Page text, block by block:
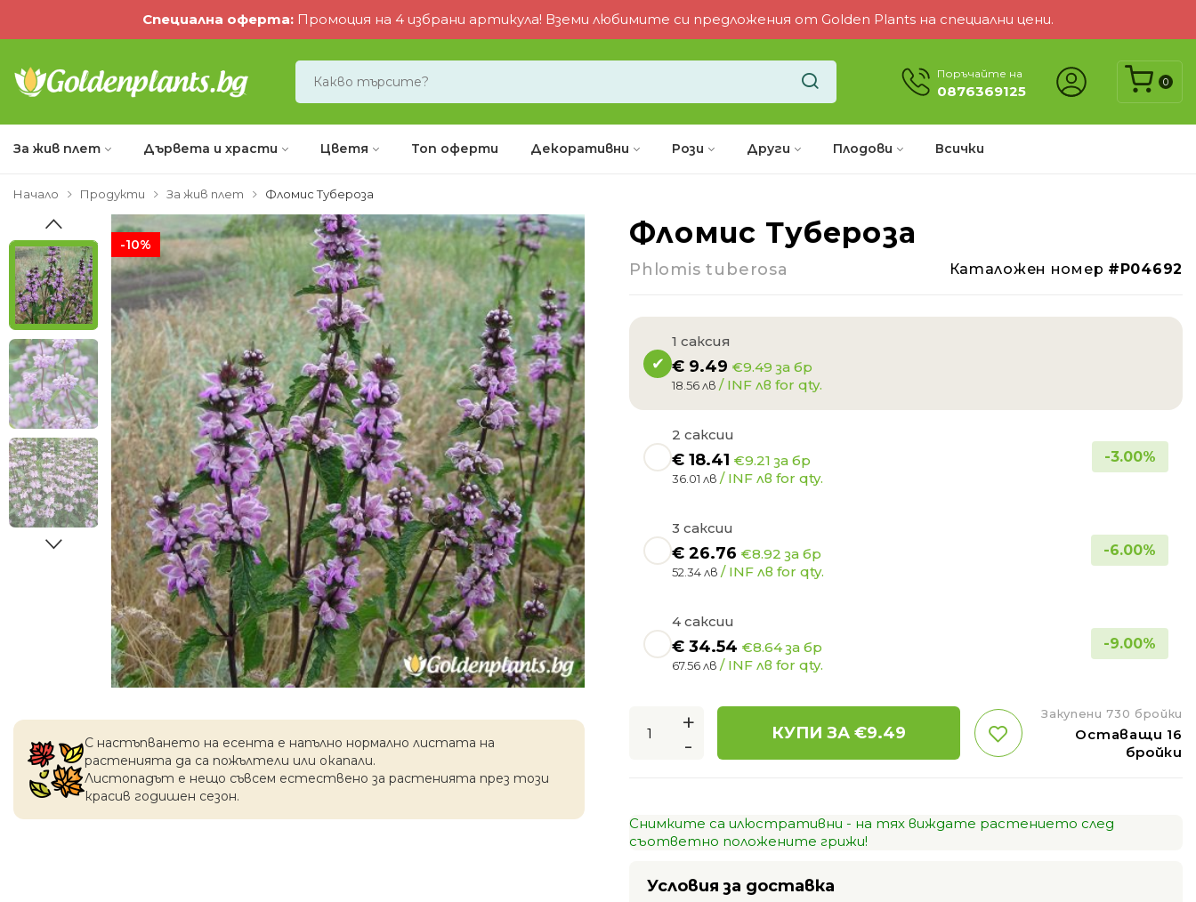
Специална оферта: Промоция на 4 избрани артикула! Вземи любимите си предложения от Golden Plants на специални цени.
Поръчайте на
0876369125
0
За жив плет Дървета и храсти Цветя Топ оферти Декоративни Рози Други Плодови Всички
Начало Продукти За жив плет Фломис Тубероза
-10%
С настъпването на есентa е напълно нормално листата на
растенията да са пожълтели или окапaли.
Листопадът е нещо съвсем естествено за растенията през този
красив годишен сезон.
Фломис Тубероза
Phlomis tuberosa Каталожен номер #P04692
1 саксия
€ 9.49 €9.49 за бр
18.56 лв / INF лв for qty.
2 саксии
€ 18.41 €9.21 за бр
36.01 лв / INF лв for qty.
-3.00%
3 саксии
€ 26.76 €8.92 за бр
52.34 лв / INF лв for qty.
-6.00%
4 саксии
€ 34.54 €8.64 за бр
67.56 лв / INF лв for qty.
-9.00%
+
-
КУПИ ЗА €9.49
Закупени 730 бройки
Оставащи 16
бройки
Снимките са илюстративни - на тях виждате растението след
съответно положените грижи!
Условия за доставка